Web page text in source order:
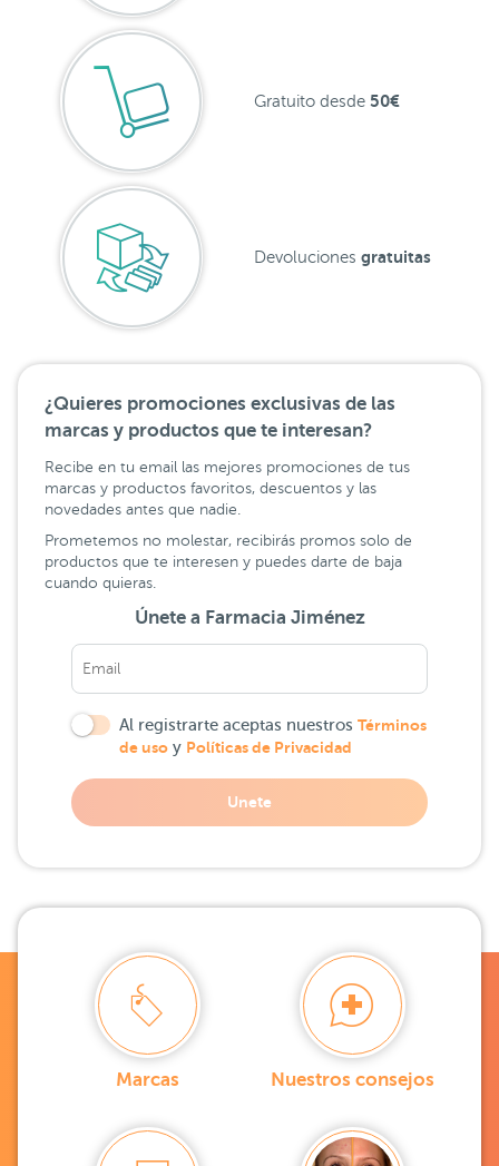
Gratuito desde 50€
Devoluciones gratuitas
¿Quieres promociones exclusivas de las
marcas y productos que te interesan?
Recibe en tu email las mejores promociones de tus
marcas y productos favoritos, descuentos y las
novedades antes que nadie.
Prometemos no molestar, recibirás promos solo de
productos que te interesen y puedes darte de baja
cuando quieras.
Únete a Farmacia Jiménez
Al registrarte aceptas nuestros Términos
de uso y Políticas de Privacidad
Unete
Marcas Nuestros consejos